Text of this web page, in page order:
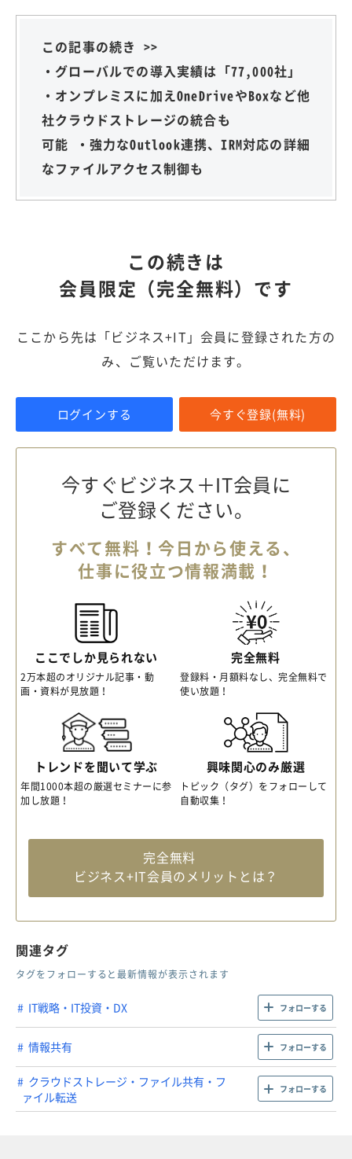
この記事の続き >>
・グローバルでの導入実績は「77,000社」
・オンプレミスに加えOneDriveやBoxなど他
社クラウドストレージの統合も
可能 ・強力なOutlook連携、IRM対応の詳細
なファイルアクセス制御も
この続きは
会員限定（完全無料）です
ここから先は「ビジネス+IT」会員に登録された方の
み、ご覧いただけます。
ログインする 今すぐ登録(無料)
今すぐビジネス＋IT会員に
ご登録ください。
すべて無料！今日から使える、
仕事に役立つ情報満載！
ここでしか見られない
2万本超のオリジナル記事・動
画・資料が見放題！
完全無料
登録料・月額料なし、完全無料で
使い放題！
トレンドを聞いて学ぶ
年間1000本超の厳選セミナーに参
加し放題！
興味関心のみ厳選
トピック（タグ）をフォローして
自動収集！
完全無料
ビジネス+IT会員のメリットとは？
関連タグ
タグをフォローすると最新情報が表示されます
IT戦略・IT投資・DX フォローする
情報共有 フォローする
クラウドストレージ・ファイル共有・フ
ァイル転送
フォローする